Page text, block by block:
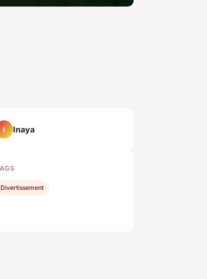
I Inaya
Divertissement